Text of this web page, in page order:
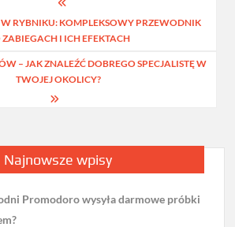
RYBNIKU: KOMPLEKSOWY PRZEWODNIK
ZABIEGACH I ICH EFEKTACH
– JAK ZNALEŹĆ DOBREGO SPECJALISTĘ W
TWOJEJ OKOLICY?
Najnowsze wpisy
Promodoro wysyła darmowe próbki